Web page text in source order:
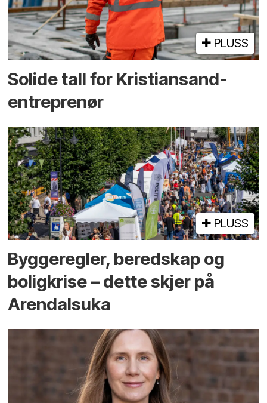
PLUSS
Solide tall for Kristiansand-
entreprenør
PLUSS
Bygge­regler, beredskap og
bolig­krise – dette skjer på
Arendals­uka